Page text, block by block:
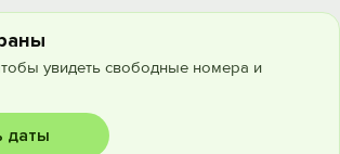
увидеть свободные номера и
даты